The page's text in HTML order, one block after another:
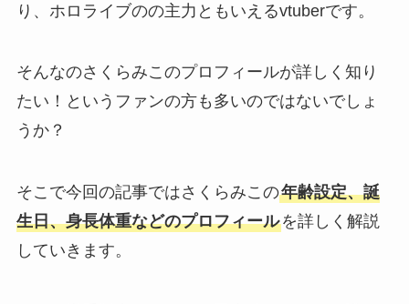
り、ホロライブのの主力ともいえるvtuberです。
そんなのさくらみこのプロフィールが詳しく知り
たい！というファンの方も多いのではないでしょ
うか？
そこで今回の記事ではさくらみこの年齢設定、誕
生日、身長体重などのプロフィールを詳しく解説
していきます。